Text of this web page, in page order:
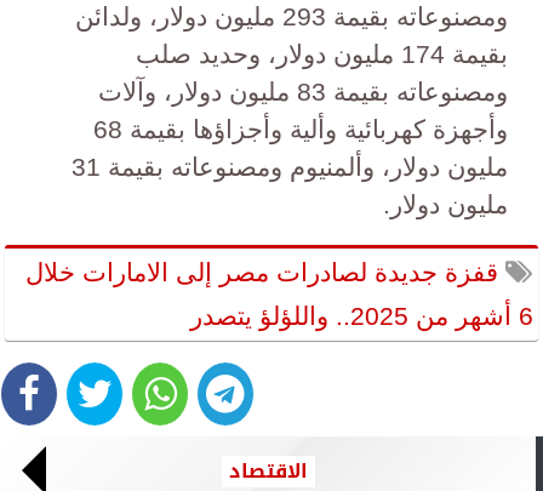
ومصنوعاته بقيمة 293 مليون دولار، ولدائن
بقيمة 174 مليون دولار، وحديد صلب
ومصنوعاته بقيمة 83 مليون دولار، وآلات
وأجهزة كهربائية وألية وأجزاؤها بقيمة 68
مليون دولار، وألمنيوم ومصنوعاته بقيمة 31
مليون دولار.
قفزة جديدة لصادرات مصر إلى الامارات خلال
6 أشهر من 2025.. واللؤلؤ يتصدر
الاقتصاد